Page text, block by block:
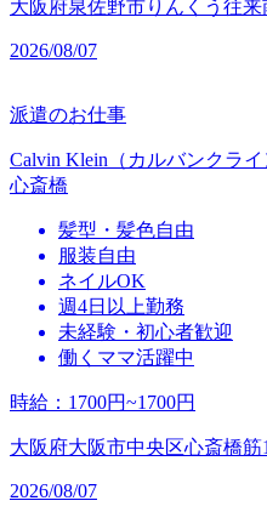
大阪府泉佐野市りんくう往来
2026/08/07
派遣のお仕事
Calvin Klein（カルバンクラ
心斎橋
髪型・髪色自由
服装自由
ネイルOK
週4日以上勤務
未経験・初心者歓迎
働くママ活躍中
時給 ： 1700円~1700円
大阪府大阪市中央区心斎橋
2026/08/07